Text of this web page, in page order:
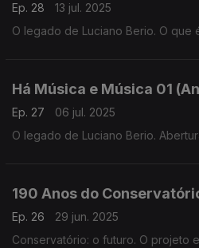
Ep. 28
13 jul. 2025
O legado de Luciano Berio. O que
Há Música e Música 01
Ep. 27
06 jul. 2025
O legado de Luciano Berio.
190 Anos do
Ep. 26
29 jun. 2025
Conservatório: o futuro. O projeto